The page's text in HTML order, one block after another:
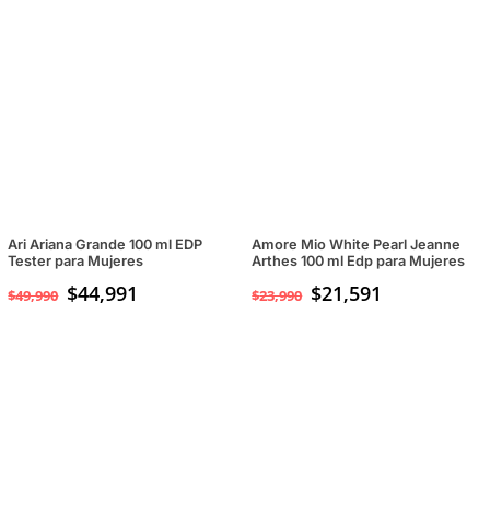
Ari Ariana Grande 100 ml EDP
Tester para Mujeres
$49,990 $44,991
Amore Mio White Pearl Jeanne
Arthes 100 ml Edp para Mujeres
$23,990 $21,591